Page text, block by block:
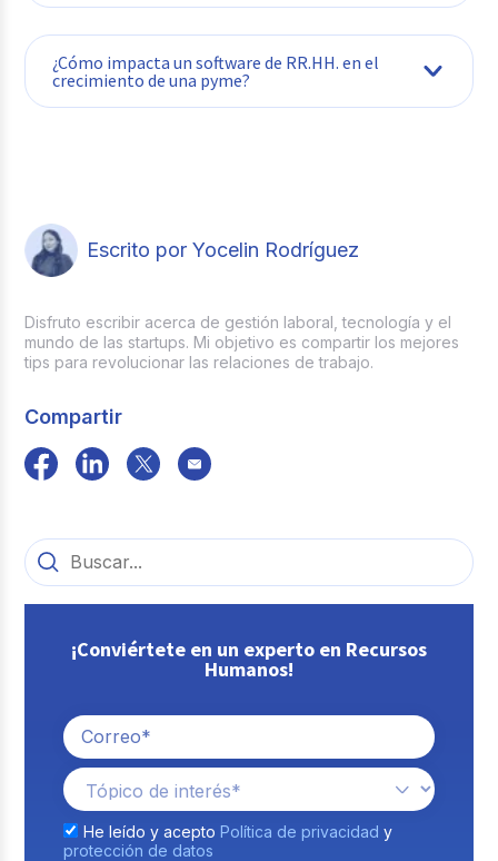
¿Cómo impacta un software de RR.HH. en el
crecimiento de una pyme?
Escrito por Yocelin Rodríguez
Disfruto escribir acerca de gestión laboral, tecnología y el
mundo de las startups. Mi objetivo es compartir los mejores
tips para revolucionar las relaciones de trabajo.
Compartir
¡Conviértete en un experto en Recursos
Humanos!
He leído y acepto Política de privacidad y
protección de datos